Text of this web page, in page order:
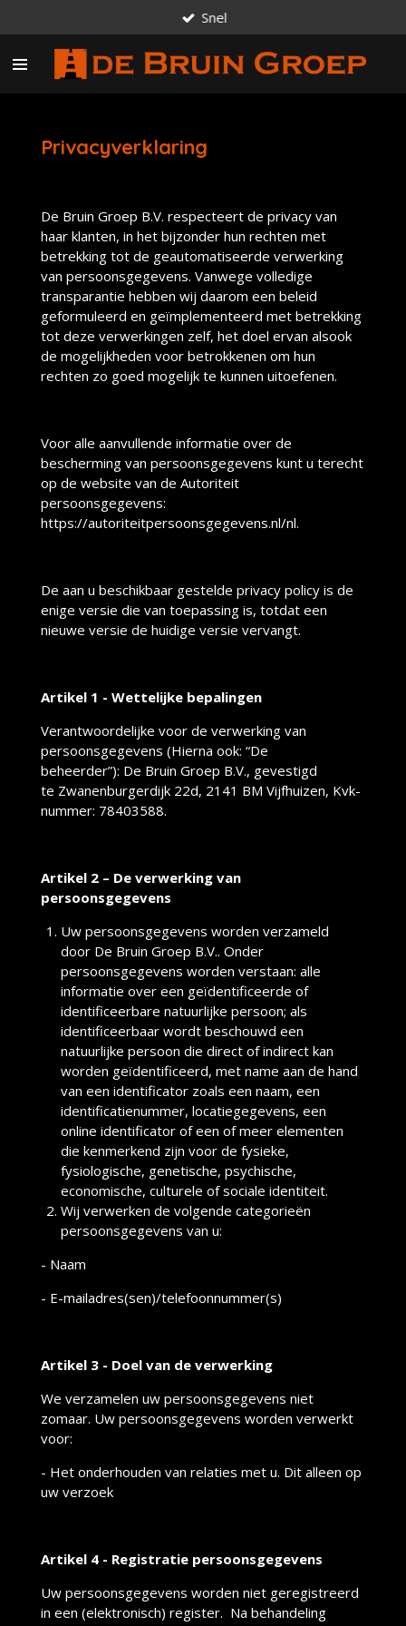
direct
naar
Snel
Privacyverklaring
De Bruin Groep B.V. respecteert de privacy van
haar klanten, in het bijzonder hun rechten met
betrekking tot de geautomatiseerde verwerking
van persoonsgegevens. Vanwege volledige
transparantie hebben wij daarom een beleid
geformuleerd en geïmplementeerd met betrekking
tot deze verwerkingen zelf, het doel ervan alsook
de mogelijkheden voor betrokkenen om hun
rechten zo goed mogelijk te kunnen uitoefenen.
Voor alle aanvullende informatie over de
bescherming van persoonsgegevens kunt u terecht
op de website van de Autoriteit
persoonsgegevens:
https://autoriteitpersoonsgegevens.nl/nl.
De aan u beschikbaar gestelde privacy policy is de
enige versie die van toepassing is, totdat een
nieuwe versie de huidige versie vervangt.
Artikel 1 - Wettelijke bepalingen
Verantwoordelijke voor de verwerking van
persoonsgegevens (Hierna ook: “De
beheerder”): De Bruin Groep B.V., gevestigd
te Zwanenburgerdijk 22d, 2141 BM Vijfhuizen, Kvk-
nummer: 78403588.
Artikel 2 – De verwerking van
persoonsgegevens
Uw persoonsgegevens worden verzameld
door De Bruin Groep B.V.. Onder
persoonsgegevens worden verstaan: alle
informatie over een geïdentificeerde of
identificeerbare natuurlijke persoon; als
identificeerbaar wordt beschouwd een
natuurlijke persoon die direct of indirect kan
worden geïdentificeerd, met name aan de hand
van een identificator zoals een naam, een
identificatienummer, locatiegegevens, een
online identificator of een of meer elementen
die kenmerkend zijn voor de fysieke,
fysiologische, genetische, psychische,
economische, culturele of sociale identiteit.
Wij verwerken de volgende categorieën
persoonsgegevens van u:
- Naam
- E-mailadres(sen)/telefoonnummer(s)
Artikel 3 - Doel van de verwerking
We verzamelen uw persoonsgegevens niet
zomaar. Uw persoonsgegevens worden verwerkt
voor:
- Het onderhouden van relaties met u. Dit alleen op
uw verzoek
Artikel 4 - Registratie persoonsgegevens
Uw persoonsgegevens worden niet geregistreerd
in een (elektronisch) register. Na behandeling